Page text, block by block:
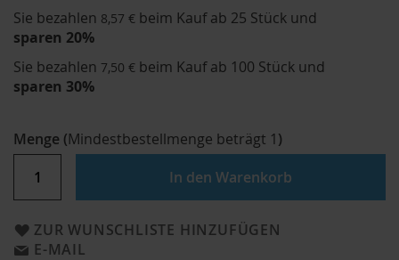
Sie bezahlen 8,57 € beim Kauf ab 25 Stück und
sparen 20%
Sie bezahlen 7,50 € beim Kauf ab 100 Stück und
sparen 30%
Menge (Mindestbestellmenge beträgt 1)
In den Warenkorb
ZUR WUNSCHLISTE HINZUFÜGEN
E-MAIL